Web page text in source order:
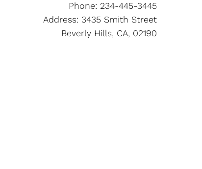
Phone: 234-445-3445
Address: 3435 Smith Street
Beverly Hills, CA, 02190